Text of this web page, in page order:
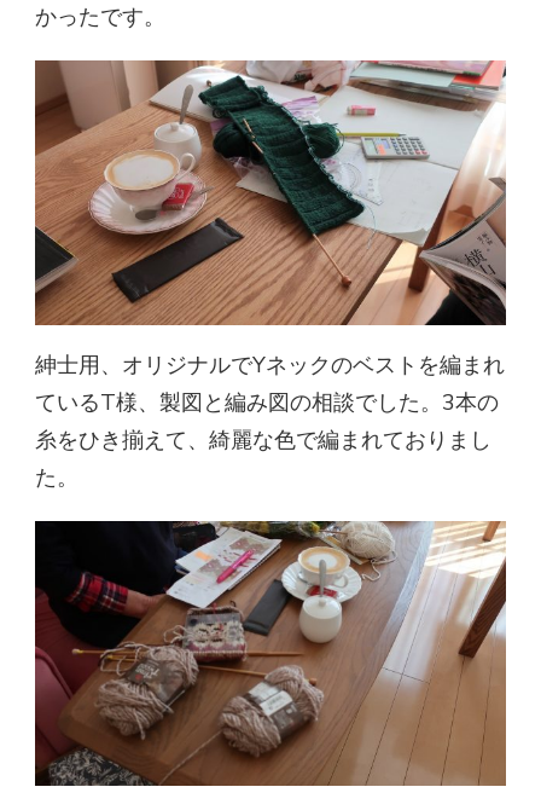
かったです。
紳士用、オリジナルでYネックのベストを編まれ
ているT様、製図と編み図の相談でした。3本の
糸をひき揃えて、綺麗な色で編まれておりまし
た。